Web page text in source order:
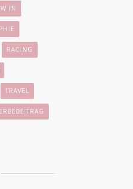
IN
RACING
TRAVEL